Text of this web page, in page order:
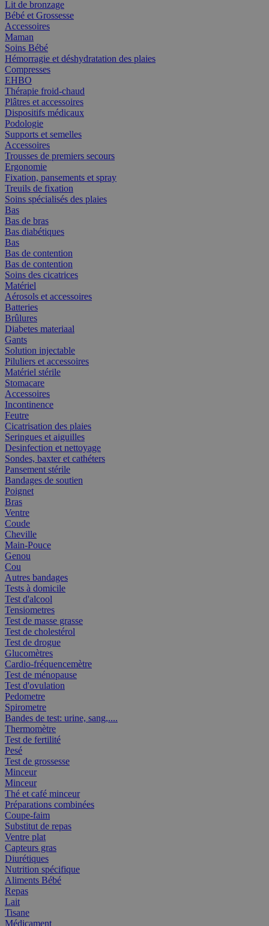
Lit de bronzage
Bébé et Grossesse
Accessoires
Maman
Soins Bébé
Hémorragie et déshydratation des plaies
Compresses
EHBO
Thérapie froid-chaud
Plâtres et accessoires
Dispositifs médicaux
Podologie
Supports et semelles
Accessoires
Trousses de premiers secours
Ergonomie
Fixation, pansements et spray
Treuils de fixation
Soins spécialisés des plaies
Bas
Bas de bras
Bas diabétiques
Bas
Bas de contention
Bas de contention
Soins des cicatrices
Matériel
Aérosols et accessoires
Batteries
Brûlures
Diabetes materiaal
Gants
Solution injectable
Piluliers et accessoires
Matériel stérile
Stomacare
Accessoires
Incontinence
Feutre
Cicatrisation des plaies
Seringues et aiguilles
Desinfection et nettoyage
Sondes, baxter et cathéters
Pansement stérile
Bandages de soutien
Poignet
Bras
Ventre
Coude
Cheville
Main-Pouce
Genou
Cou
Autres bandages
Tests à domicile
Test d'alcool
Tensiometres
Test de masse grasse
Test de cholestérol
Test de drogue
Glucomètres
Cardio-fréquencemètre
Test de ménopause
Test d'ovulation
Pedometre
Spirometre
Bandes de test: urine, sang,....
Thermomètre
Test de fertilité
Pesé
Test de grossesse
Minceur
Minceur
Thé et café minceur
Préparations combinées
Coupe-faim
Substitut de repas
Ventre plat
Capteurs gras
Diurétiques
Nutrition spécifique
Aliments Bébé
Repas
Lait
Tisane
Médicament